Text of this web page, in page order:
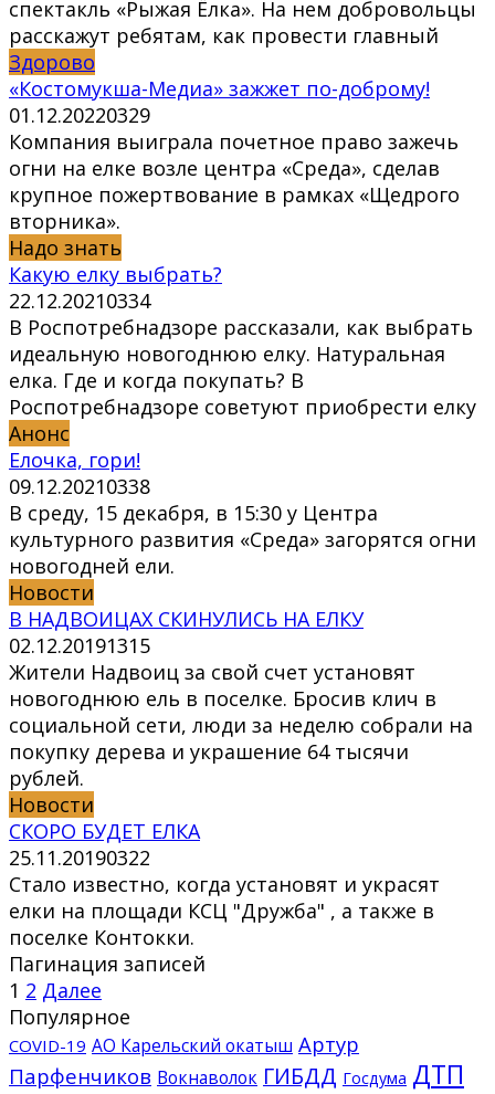
спектакль «Рыжая Ёлка». На нем добровольцы
расскажут ребятам, как провести главный
Здорово
«Костомукша-Медиа» зажжет по-доброму!
01.12.20220329
Компания выиграла почетное право зажечь
огни на елке возле центра «Среда», сделав
крупное пожертвование в рамках «Щедрого
вторника».
Надо знать
Какую елку выбрать?
22.12.20210334
В Роспотребнадзоре рассказали, как выбрать
идеальную новогоднюю елку. Натуральная
елка. Где и когда покупать? В
Роспотребнадзоре советуют приобрести елку
Анонс
Елочка, гори!
09.12.20210338
В среду, 15 декабря, в 15:30 у Центра
культурного развития «Среда» загорятся огни
новогодней ели.
Новости
В НАДВОИЦАХ СКИНУЛИСЬ НА ЕЛКУ
02.12.20191315
Жители Надвоиц за свой счет установят
новогоднюю ель в поселке. Бросив клич в
социальной сети, люди за неделю собрали на
покупку дерева и украшение 64 тысячи
рублей.
Новости
СКОРО БУДЕТ ЕЛКА
25.11.20190322
Стало известно, когда установят и украсят
елки на площади КСЦ "Дружба" , а также в
поселке Контокки.
Пагинация записей
1 2 Далее
Популярное
COVID-19 АО Карельский окатыш Артур
Парфенчиков Вокнаволок ГИБДД Госдума ДТП